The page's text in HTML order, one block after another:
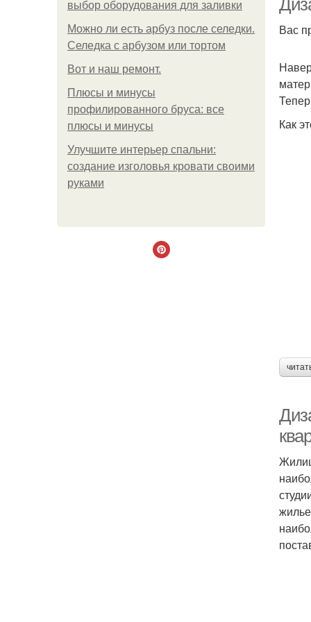
выбор оборудования для заливки
Можно ли есть арбуз после селедки.
Селедка с арбузом или тортом
Boт и наш ремoнт.
Плюсы и минусы
профилированного бруса: все
плюсы и минусы
Улучшите интерьер спальни:
создание изголовья кровати своими
руками
Вас
Как